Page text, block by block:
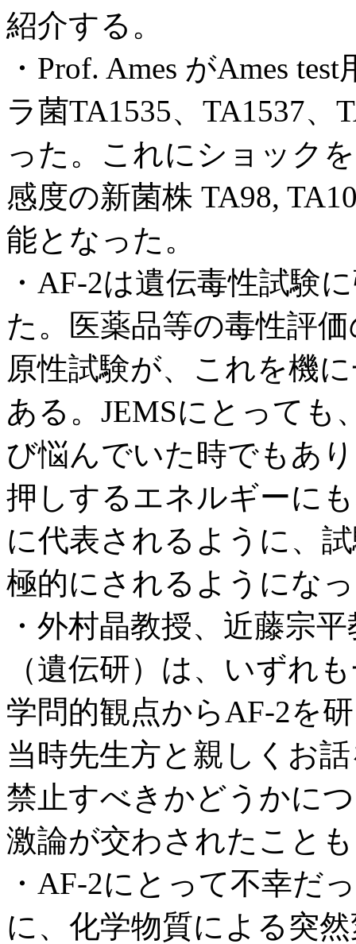
紹介する。
・Prof. Ames がAmes
ラ菌TA1535、TA1537
った。これにショック
感度の新菌株 TA98,
能となった。
・AF-2は遺伝毒性試験
た。医薬品等の毒性評
原性試験が、これを機
ある。JEMSにとっても
び悩んでいた時でもあ
押しするエネルギーに
に代表されるように、
極的にされるようにな
・外村晶教授、近藤宗
（遺伝研）は、いずれ
学問的観点からAF-2を
当時先生方と親しくお
禁止すべきかどうかに
激論が交わされたこと
・AF-2にとって不幸だ
に、化学物質による突